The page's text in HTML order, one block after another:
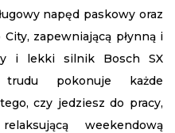
napęd paskowy oraz
zapewniającą płynną i
i lekki silnik Bosch SX
pokonuje każde
czy jedziesz do pracy,
weekendową